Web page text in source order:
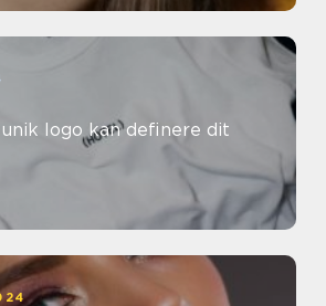
logo kan definere dit